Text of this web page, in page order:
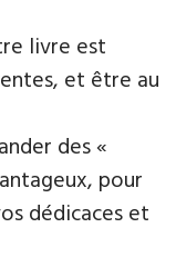
livre est
et être au
des «
pour
dédicaces et